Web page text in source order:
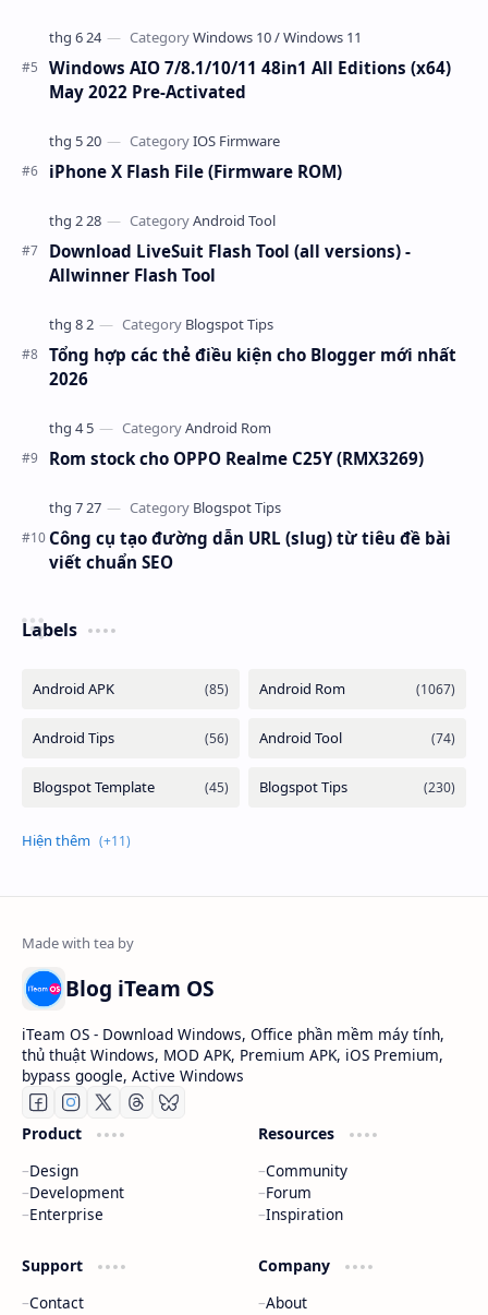
Windows AIO 7/8.1/10/11 48in1 All Editions (x64)
May 2022 Pre-Activated
iPhone X Flash File (Firmware ROM)
Download LiveSuit Flash Tool (all versions) -
Allwinner Flash Tool
Tổng hợp các thẻ điều kiện cho Blogger mới nhất
2026
Rom stock cho OPPO Realme C25Y (RMX3269)
Công cụ tạo đường dẫn URL (slug) từ tiêu đề bài
viết chuẩn SEO
Labels
Blog iTeam OS
iTeam OS - Download Windows, Office phần mềm máy tính,
thủ thuật Windows, MOD APK, Premium APK, iOS Premium,
bypass google, Active Windows
Product
Design
Development
Enterprise
Resources
Community
Forum
Inspiration
Support
Contact
Company
About